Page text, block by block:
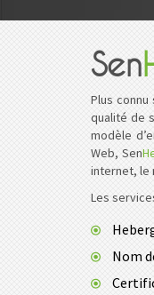
Sen
Plus
qualité de
modèle
Web, Sen
internet, le
Les
Nom